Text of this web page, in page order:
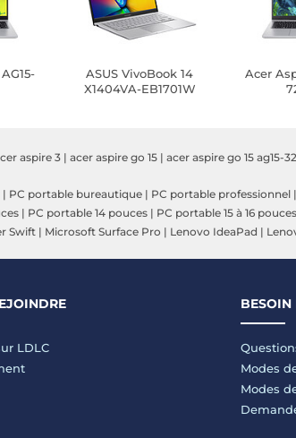
ASUS VivoBook 14
X1404VA-EB1701W
Acer
aspire 3 | acer aspire go 15 | acer aspire go 15 ag15-
| PC portable bureautique | PC portable professionnel |
| PC portable 14 pouces | PC portable 15 à 16 pouces
Swift | Microsoft Surface Pro | Lenovo IdeaPad |
LDLC
Modes
Modes